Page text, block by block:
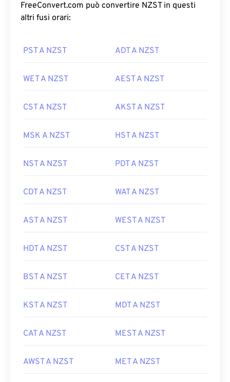
FreeConvert.com può convertire NZST in questi
altri fusi orari:
PST A NZST ADT A NZST
WET A NZST AEST A NZST
CST A NZST AKST A NZST
MSK A NZST HST A NZST
NST A NZST PDT A NZST
CDT A NZST WAT A NZST
AST A NZST WEST A NZST
HDT A NZST CST A NZST
BST A NZST CET A NZST
KST A NZST MDT A NZST
CAT A NZST MEST A NZST
AWST A NZST MET A NZST